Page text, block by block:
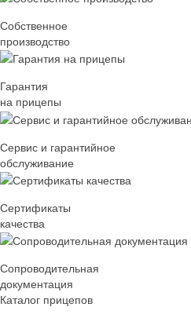
Собственное
производство
Гарантия
на прицепы
Сервис и гарантийное
обслуживание
Сертификаты
качества
Сопроводительная
документация
Каталог прицепов